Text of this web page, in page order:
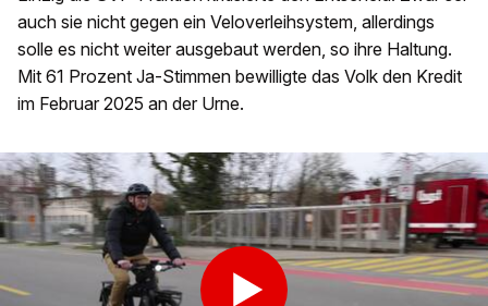
auch sie nicht gegen ein Veloverleihsystem, allerdings
solle es nicht weiter ausgebaut werden, so ihre Haltung.
Mit 61 Prozent Ja-Stimmen bewilligte das Volk den Kredit
im Februar 2025 an der Urne.